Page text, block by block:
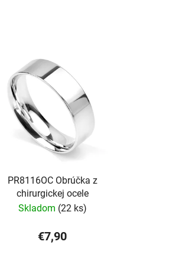
PR8116OC Obrúčka z
chirurgickej ocele
Skladom (22 ks)
€7,90